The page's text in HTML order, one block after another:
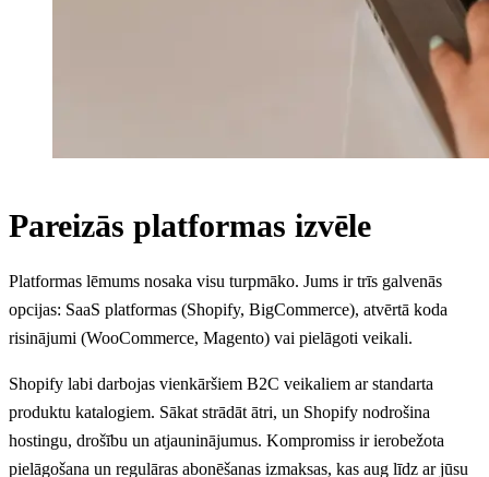
Pareizās platformas izvēle
Platformas lēmums nosaka visu turpmāko. Jums ir trīs galvenās
opcijas: SaaS platformas (Shopify, BigCommerce), atvērtā koda
risinājumi (WooCommerce, Magento) vai pielāgoti veikali.
Shopify labi darbojas vienkāršiem B2C veikaliem ar standarta
produktu katalogiem. Sākat strādāt ātri, un Shopify nodrošina
hostingu, drošību un atjauninājumus. Kompromiss ir ierobežota
pielāgošana un regulāras abonēšanas izmaksas, kas aug līdz ar jūsu